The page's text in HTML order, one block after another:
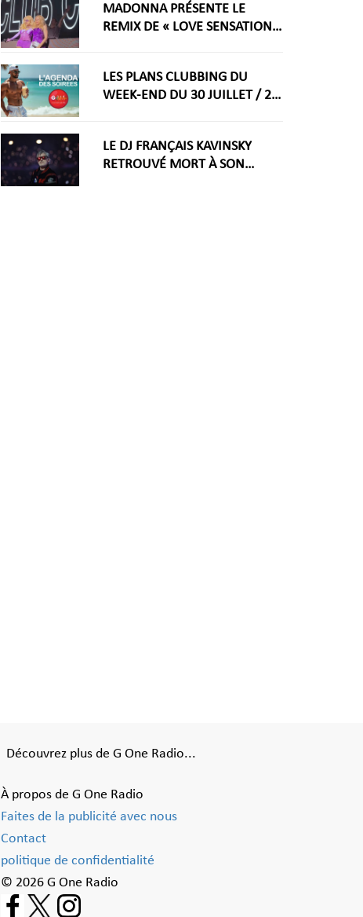
MADONNA PRÉSENTE LE
REMIX DE « LOVE SENSATION »
2026
LES PLANS CLUBBING DU
WEEK-END DU 30 JUILLET / 2
LE DJ FRANÇAIS KAVINSKY
RETROUVÉ MORT À SON
Découvrez plus de G One Radio...
À propos de G One Radio
Faites de la publicité avec nous
Contact
politique de confidentialité
© 2026 G One Radio